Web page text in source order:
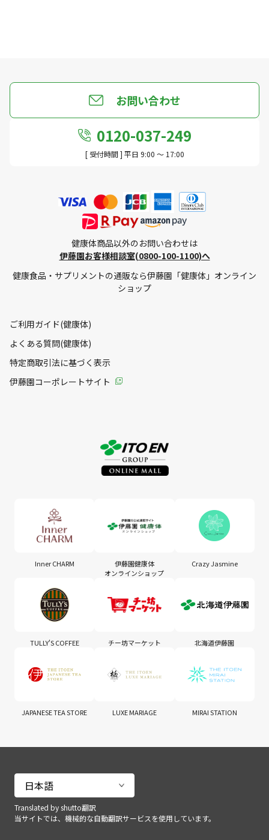
お届けしています。
こんな方におすすめ！
体脂肪が気になる方
食べ過ぎでBMIが高めで体脂肪が増えてしまっ
お問い合わせ
0120-037-249
[ 受付時間 ] 平日 9:00 ～ 17:00
健康体商品以外のお問い合わせは
伊藤園お客様相談室(0800-100-1100)へ
健康食品・サプリメントの通販なら伊藤園「健康体」オンライン
ショップ
ご利用ガイド(健康体)
よくある質問(健康体)
特定商取引法に基づく表示
伊藤園コーポレートサイト
Translated by shutto翻訳
当サイトでは、機械的な自動翻訳サービスを使用しています。
Inner CHARM
伊藤園健康体
オンラインショップ
Crazy Jasmine
TULLY'S COFFEE チー坊マーケット 北海道伊藤園
JAPANESE TEA STORE LUXE MARIAGE MIRAI STATION